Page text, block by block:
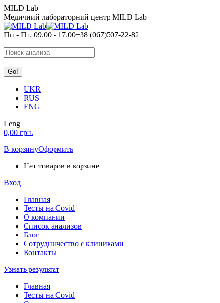
Перейти
к
содержанию
MILD Lab
Медичний лабораторний центр MILD Lab
Пн - Пт: 09:00 - 17:00+38 (067)507-22-82
Search:
UKR
RUS
ENG
Leng
0,00 грн.
В корзинуОформить
Нет товаров в корзине.
Вход
Главная
Тесты на Covid
О компании
Список анализов
Блог
Сотрудничество с клиниками
Контакты
Узнать результат
Главная
Тесты на Covid